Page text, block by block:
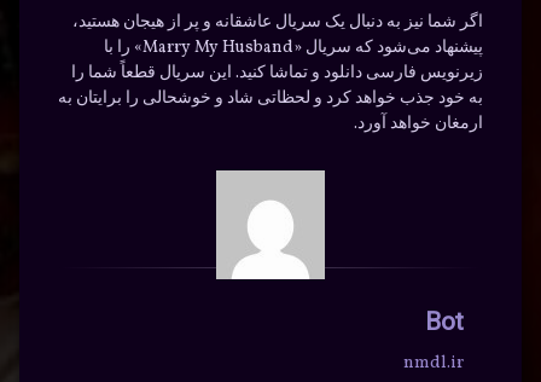
اگر شما نیز به دنبال یک سریال عاشقانه و پر از هیجان هستید،
پیشنهاد می‌شود که سریال «Marry My Husband» را با
زیرنویس فارسی دانلود و تماشا کنید. این سریال قطعاً شما را
به خود جذب خواهد کرد و لحظاتی شاد و خوشحالی را برایتان به
ارمغان خواهد آورد.
Bot
nmdl.ir